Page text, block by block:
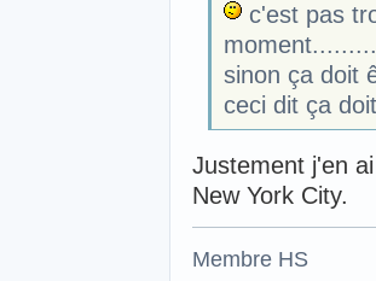
c'est pas
moment.........
sinon ça doit
ceci dit ça
Justement j'en
New York City.
Membre HS